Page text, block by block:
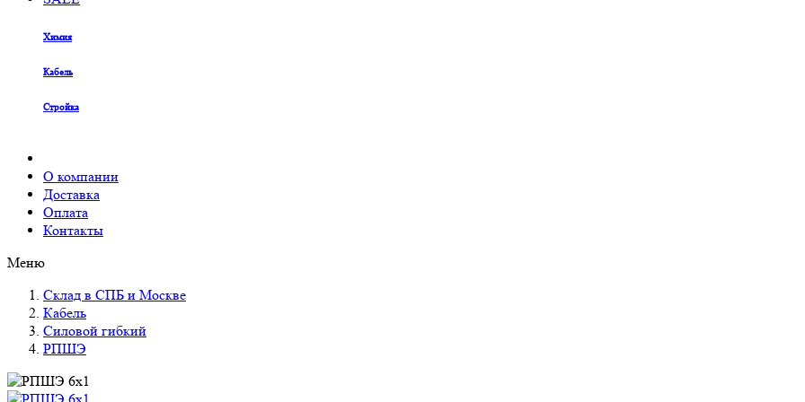
Химия
Кабель
Стройка
О компании
Доставка
Оплата
Контакты
Меню
Склад в СПБ и Москве
Кабель
Силовой гибкий
РПШЭ